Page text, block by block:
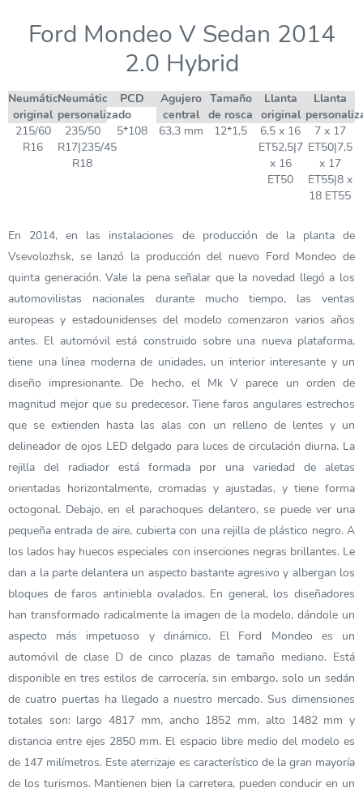
Ford Mondeo V Sedan 2014
2.0 Hybrid
Neumático
original
Neumático
personalizado
PCD
Agujero
central
Tamaño
de rosca
Llanta
original
Llanta
215/60
R16
235/50
R17|235/45
R18
5*108 63,3 mm 12*1,5
6,5 x 16
ET52,5|7
x 16
ET50
7 x 17
ET50|7,5
x 17
ET55|8 x
18 ET55
En 2014, en las instalaciones de producción de la planta de
Vsevolozhsk, se lanzó la producción del nuevo Ford Mondeo de
quinta generación. Vale la pena señalar que la novedad llegó a los
automovilistas nacionales durante mucho tiempo, las ventas
europeas y estadounidenses del modelo comenzaron varios años
antes. El automóvil está construido sobre una nueva plataforma,
tiene una línea moderna de unidades, un interior interesante y un
diseño impresionante. De hecho, el Mk V parece un orden de
magnitud mejor que su predecesor. Tiene faros angulares estrechos
que se extienden hasta las alas con un relleno de lentes y un
delineador de ojos LED delgado para luces de circulación diurna. La
rejilla del radiador está formada por una variedad de aletas
orientadas horizontalmente, cromadas y ajustadas, y tiene forma
octogonal. Debajo, en el parachoques delantero, se puede ver una
pequeña entrada de aire, cubierta con una rejilla de plástico negro. A
los lados hay huecos especiales con inserciones negras brillantes. Le
dan a la parte delantera un aspecto bastante agresivo y albergan los
bloques de faros antiniebla ovalados. En general, los diseñadores
han transformado radicalmente la imagen de la modelo, dándole un
aspecto más impetuoso y dinámico. El Ford Mondeo es un
automóvil de clase D de cinco plazas de tamaño mediano. Está
disponible en tres estilos de carrocería, sin embargo, solo un sedán
de cuatro puertas ha llegado a nuestro mercado. Sus dimensiones
totales son: largo 4817 mm, ancho 1852 mm, alto 1482 mm y
distancia entre ejes 2850 mm. El espacio libre medio del modelo es
de 147 milímetros. Este aterrizaje es característico de la gran mayoría
de los turismos. Mantienen bien la carretera, pueden conducir en un